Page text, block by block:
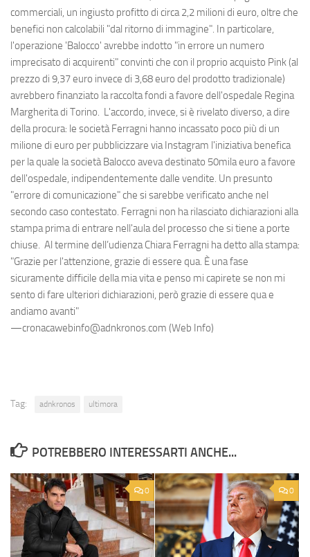
commerciali, un ingiusto profitto di circa 2,2 milioni di euro, oltre che
benefici non calcolabili "dal ritorno di immagine". In particolare,
l'operazione 'Balocco' avrebbe indotto "in errore un numero
imprecisato di acquirenti" convinti che con il proprio acquisto Pink (al
prezzo di 9,37 euro invece di 3,68 euro del prodotto tradizionale)
avrebbero finanziato la raccolta fondi a favore dell'ospedale Regina
Margherita di Torino. L'accordo, invece, si è rivelato diverso, a dire
della procura: le società Ferragni hanno incassato poco più di un
milione di euro per pubblicizzare via Instagram l'iniziativa benefica
per la quale la società Balocco aveva destinato 50mila euro a favore
dell'ospedale, indipendentemente dalle vendite. Un presunto
"errore di comunicazione" che si sarebbe verificato anche nel
secondo caso contestato. Ferragni non ha rilasciato dichiarazioni alla
stampa prima di entrare nell'aula del processo che si tiene a porte
chiuse. Al termine dell’udienza Chiara Ferragni ha detto alla stampa:
"Grazie per l'attenzione, grazie di essere qua. È una fase
sicuramente difficile della mia vita e penso mi capirete se non mi
sento di fare ulteriori dichiarazioni, però grazie di essere qua e
andiamo avanti"
—cronacawebinfo@adnkronos.com (Web Info)
Tag: adnkronos ultimora
POTREBBERO INTERESSARTI ANCHE...
0 0